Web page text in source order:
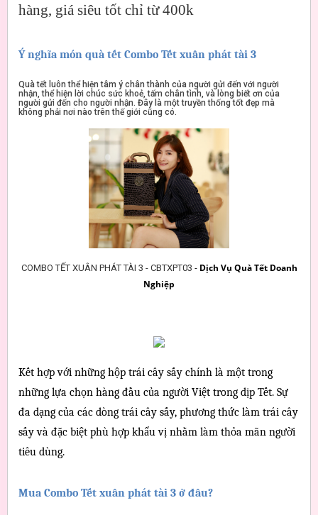
hàng, giá siêu tốt chỉ từ 400k
Ý nghĩa món quà tết Combo Tết xuân phát tài 3
Quà tết luôn thể hiện tâm ý chân thành của người gửi đến với người
nhận, thể hiện lời chúc sức khoẻ, tấm chân tình, và lòng biết ơn của
người gửi đến cho người nhận. Đây là một truyền thống tốt đẹp mà
không phải nơi nào trên thế giới cũng có.
COMBO TẾT XUÂN PHÁT TÀI 3 - CBTXPT03 - Dịch Vụ Quà Tết Doanh
Nghiệp
Kết hợp với những hộp trái cây sấy chính là một trong
những lựa chọn hàng đầu của người Việt trong dịp Tết. Sự
đa dạng của các dòng trái cây sấy, phương thức làm trái cây
sấy và đặc biệt phù hợp khẩu vị nhằm làm thỏa mãn người
tiêu dùng.
Mua Combo Tết xuân phát tài 3 ở đâu?